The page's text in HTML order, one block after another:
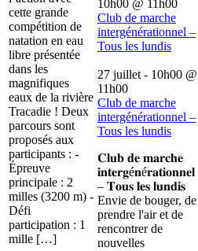
cette grande
compétition de
natation en eau
libre présentée
dans les
magnifiques
eaux de la rivière
Tracadie ! Deux
parcours sont
proposés aux
participants : -
Épreuve
principale : 2
milles (3200 m) -
Défi
participation : 1
mille […]
10h00 @ 11h00
Club de marche
intergénérationnel –
Tous les lundis
27 juillet - 10h00 @
11h00
Club de marche
intergénérationnel –
Tous les lundis
𝐂𝐥𝐮𝐛 𝐝𝐞 𝐦𝐚𝐫𝐜𝐡𝐞
𝐢𝐧𝐭𝐞𝐫𝐠é𝐧é𝐫𝐚𝐭𝐢𝐨𝐧𝐧𝐞𝐥
– 𝐓𝐨𝐮𝐬 𝐥𝐞𝐬 𝐥𝐮𝐧𝐝𝐢𝐬
Envie de bouger, de
prendre l'air et de
rencontrer de
nouvelles